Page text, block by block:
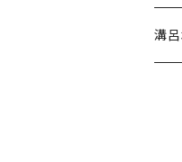
イラ
Bag
A3
溝